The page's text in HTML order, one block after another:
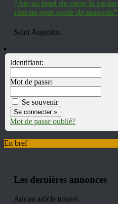
“Aie au fond du cœur la racine
rien ne peut sortir de
Saint Augustin.
Identifiant:
Mot de passe:
Se souvenir
Mot de passe oublié?
En bref
Les dernières annonces
Aucun article trouvé.